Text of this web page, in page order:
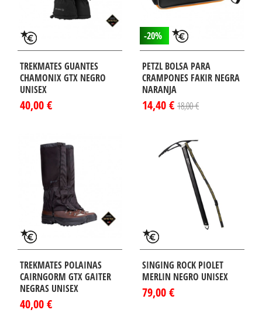
TREKMATES GUANTES
CHAMONIX GTX NEGRO
UNISEX
40,00 €
-20%
PETZL BOLSA PARA
CRAMPONES FAKIR NEGRA
NARANJA
14,40 € 18,00 €
TREKMATES POLAINAS
CAIRNGORM GTX GAITER
NEGRAS UNISEX
40,00 €
SINGING ROCK PIOLET
MERLIN NEGRO UNISEX
79,00 €